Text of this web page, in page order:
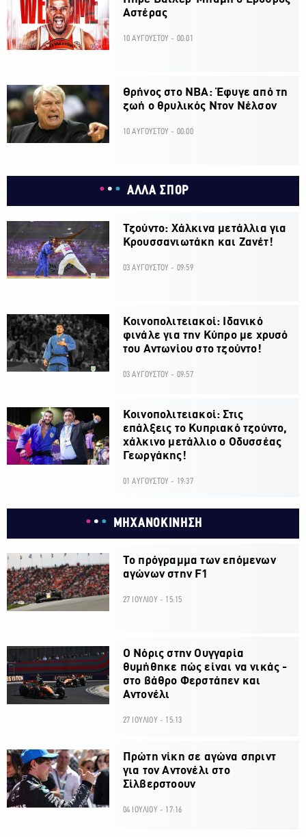
Αστέρας
10 ΑΥΓΟΥΣΤΟΥ - 00:01
Θρήνος στο ΝΒΑ: Έφυγε από τη
ζωή ο θρυλικός Ντον Νέλσον
10 ΑΥΓΟΥΣΤΟΥ - 00:00
ΑΛΛΑ ΣΠΟΡ
Τζούντο: Χάλκινα μετάλλια για
Κρουσσανιωτάκη και Ζανέτ!
03 ΑΥΓΟΥΣΤΟΥ - 09:59
Κοινοπολιτειακοί: Ιδανικό
φινάλε για την Κύπρο με χρυσό
του Αντωνίου στο τζούντο!
03 ΑΥΓΟΥΣΤΟΥ - 09:57
Κοινοπολιτειακοί: Στις
επάλξεις το Κυπριακό τζούντο,
χάλκινο μετάλλιο ο Οδυσσέας
Γεωργάκης!
01 ΑΥΓΟΥΣΤΟΥ - 19:37
ΜΗΧΑΝΟΚΙΝΗΣΗ
Το πρόγραμμα των επόμενων
αγώνων στην F1
27 ΙΟΥΛΙΟΥ - 15:15
O Νόρις στην Ουγγαρία
θυμήθηκε πώς είναι να νικάς -
στο βάθρο Φερστάπεν και
Αντονέλι
27 ΙΟΥΛΙΟΥ - 15:13
Πρώτη νίκη σε αγώνα σπριντ
για τον Αντονέλι στο
Σίλβερστοουν
04 ΙΟΥΛΙΟΥ - 17:16